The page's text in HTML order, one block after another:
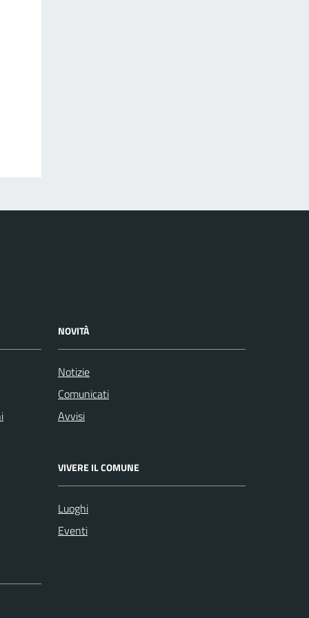
NOVITÀ
Notizie
Comunicati
Avvisi
VIVERE IL COMUNE
Luoghi
Eventi